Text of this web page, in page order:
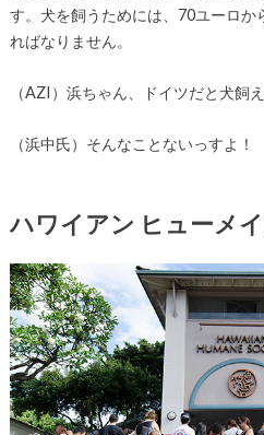
す。犬を飼うためには、70ユーロか
ればなりません。
（AZI）浜ちゃん、ドイツだと犬飼
（浜中氏）そんなことないっすよ！
ハワイアン ヒューメ